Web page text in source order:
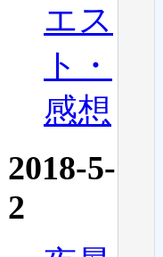
エス
ト・
感想
2018-5-
2